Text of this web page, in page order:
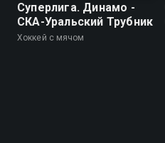
Суперлига. Динамо -
СКА-Уральский Трубник
Хоккей с мячом